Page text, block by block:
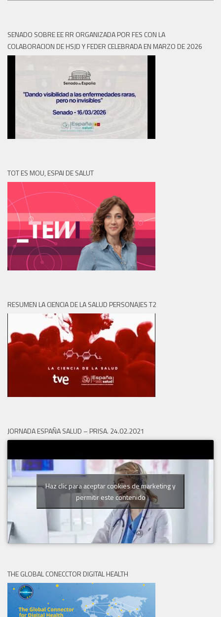
SENADO SOBRE EE RR ORGANIZADA POR FES CON LA
COLABORACION DE HSJD Y FEDER CELEBRADA EN MARZO DE 2026
TOT ES MOU, ESPAI DE SALUT
RESUMEN LA CIENCIA DE LA SALUD PERSONAJES T2
JORNADA ESPAÑA SALUD – PRISA. 24.02.2021
Haz clic para aceptar cookies de marketing y
permitir este contenido
THE GLOBAL CONECCTOR DIGITAL HEALTH